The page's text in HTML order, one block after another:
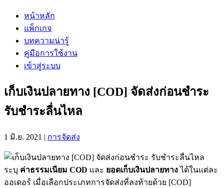
หน้าหลัก
แพ็กเกจ
บทความน่ารู้
คู่มือการใช้งาน
เข้าสู่ระบบ
เก็บเงินปลายทาง [COD] จัดส่งก่อนชำระ
รับชำระลื่นไหล
1 มิ.ย. 2021 | การจัดส่ง
ระบุ ค่าธรรมเนียม COD และ ยอดเก็บเงินปลายทางได้ในแต่ละ
ออเดอร์ เมื่อเลือกประเภทการจัดส่งที่ลงท้ายด้วย [COD]